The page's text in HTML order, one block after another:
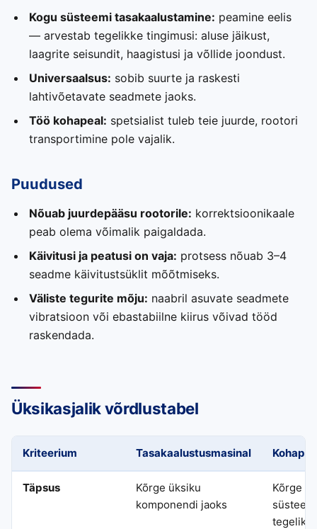
Kogu süsteemi tasakaalustamine: peamine eelis
— arvestab tegelikke tingimusi: aluse jäikust,
laagrite seisundit, haagistusi ja võllide joondust.
Universaalsus: sobib suurte ja raskesti
lahtivõetavate seadmete jaoks.
Töö kohapeal: spetsialist tuleb teie juurde, rootori
transportimine pole vajalik.
Puudused
Nõuab juurdepääsu rootorile: korrektsioonikaale
peab olema võimalik paigaldada.
Käivitusi ja peatusi on vaja: protsess nõuab 3–4
seadme käivitustsüklit mõõtmiseks.
Väliste tegurite mõju: naabril asuvate seadmete
vibratsioon või ebastabiilne kiirus võivad tööd
raskendada.
Üksikasjalik võrdlustabel
Kriteerium Tasakaalustusmasinal
Täpsus
Kõrge üksiku
komponendi jaoks
Kõrge